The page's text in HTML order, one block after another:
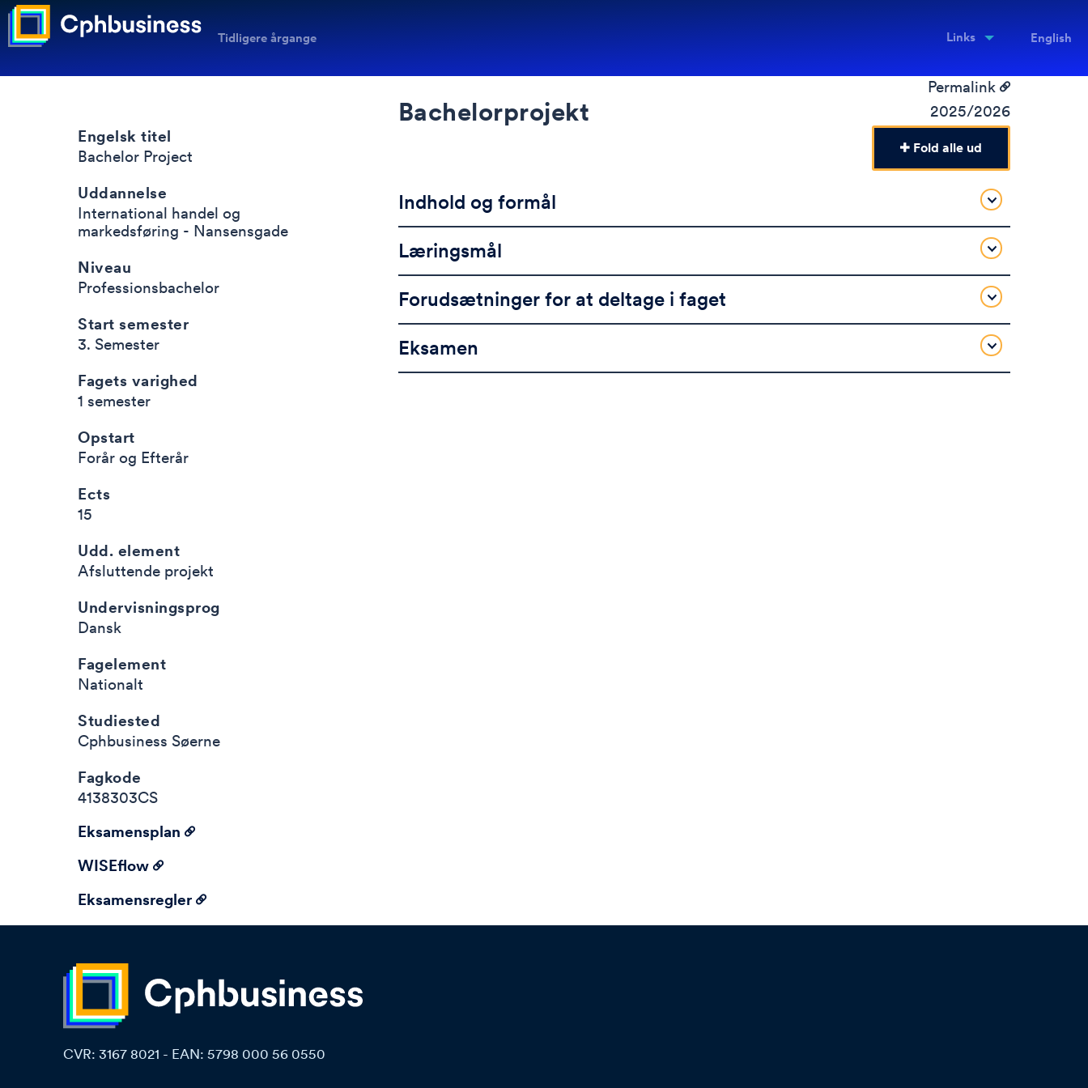
Tidligere årgange Links English
Permalink
Bachelorprojekt
2025/2026
Engelsk titel
Bachelor Project
Uddannelse
International handel og
markedsføring - Nansensgade
Niveau
Professionsbachelor
Start semester
3. Semester
Fagets varighed
1 semester
Opstart
Forår og Efterår
Ects
15
Udd. element
Afsluttende projekt
Undervisningsprog
Dansk
Fagelement
Nationalt
Studiested
Cphbusiness Søerne
Fagkode
4138303CS
Eksamensplan
WISEflow
Eksamensregler
Fold alle ud
Indhold og formål
Læringsmål
Forudsætninger for at deltage i faget
Eksamen
CVR: 3167 8021 - EAN: 5798 000 56 0550